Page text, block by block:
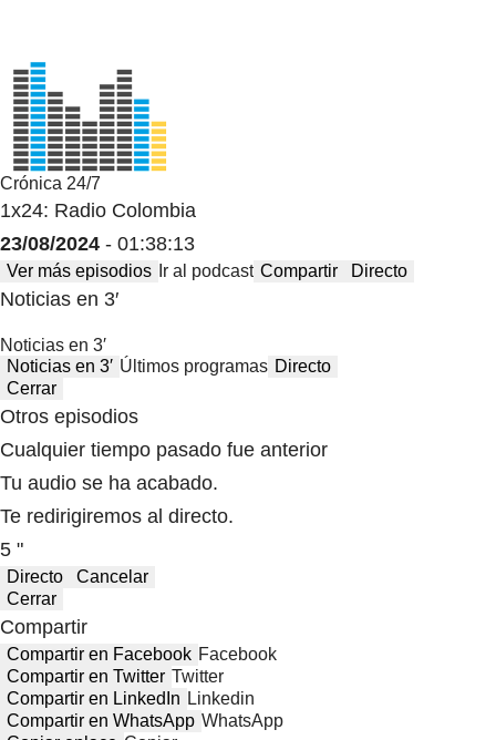
Crónica 24/7
1x24: Radio Colombia
23/08/2024 - 01:38:13
Ver más episodios Ir al podcast Compartir Directo
Noticias en 3′
Noticias en 3′
Noticias en 3′ Últimos programas Directo
Cerrar
Otros episodios
Cualquier tiempo pasado fue anterior
Tu audio se ha acabado.
Te redirigiremos al directo.
5 "
Directo
Cancelar
Cerrar
Compartir
Compartir en Facebook Facebook
Compartir en Twitter Twitter
Compartir en LinkedIn Linkedin
Compartir en WhatsApp WhatsApp